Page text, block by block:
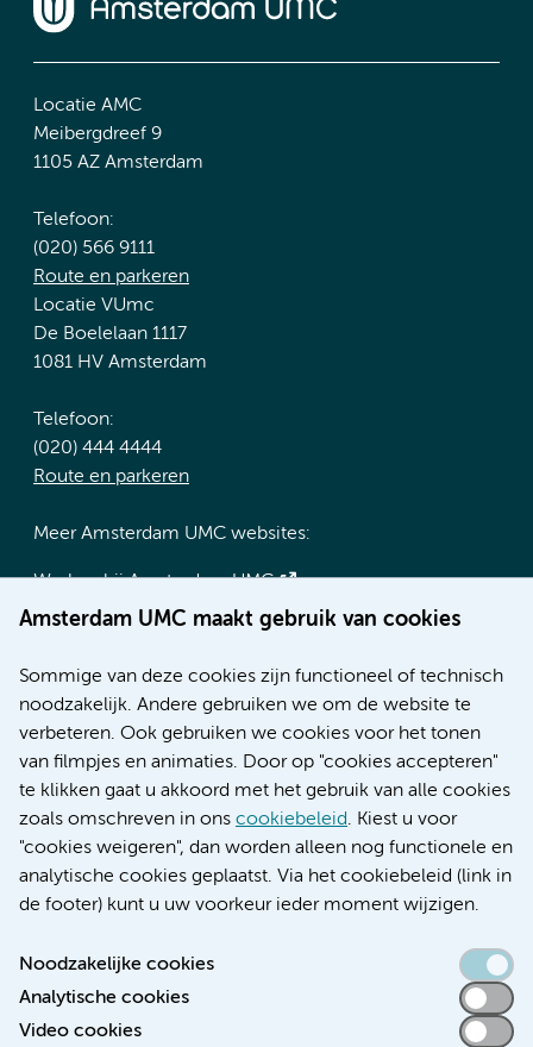
Amsterdam UMC maakt gebruik van cookies
Sommige van deze cookies zijn functioneel of technisch
noodzakelijk. Andere gebruiken we om de website te
verbeteren. Ook gebruiken we cookies voor het tonen
van filmpjes en animaties. Door op "cookies accepteren"
te klikken gaat u akkoord met het gebruik van alle cookies
zoals omschreven in ons cookiebeleid. Kiest u voor
"cookies weigeren", dan worden alleen nog functionele en
analytische cookies geplaatst. Via het cookiebeleid (link in
de footer) kunt u uw voorkeur ieder moment wijzigen.
Noodzakelijke cookies
Analytische cookies
Video cookies
Locatie AMC
Meibergdreef 9
1105 AZ Amsterdam
Telefoon:
(020) 566 9111
Route en parkeren
Locatie VUmc
De Boelelaan 1117
1081 HV Amsterdam
Telefoon:
(020) 444 4444
Route en parkeren
Meer Amsterdam UMC websites:
Werken bij Amsterdam UMC
Over Amsterdam UMC
Research
Educatie locatie AMC
Educatie locatie VUmc
Verwijzen & diagnostiek
Toegankelijkheidsverklaring
Responsible disclosure